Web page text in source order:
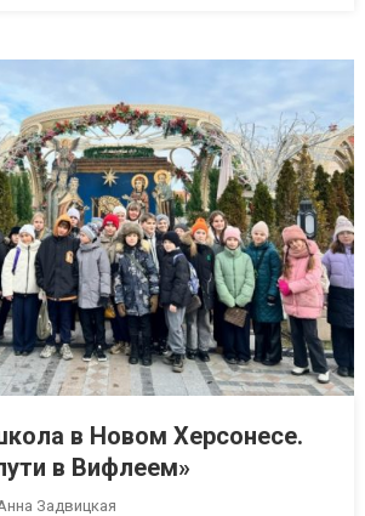
в Новом Херсонесе.
в Вифлеем»
Задвицкая